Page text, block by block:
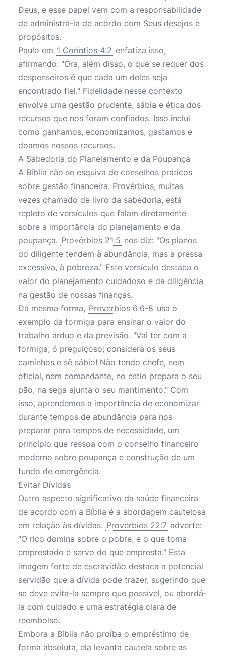
Deus, e esse papel vem com a responsabilidade
de administrá-la de acordo com Seus desejos e
propósitos.
Paulo em 1 Coríntios 4:2 enfatiza isso,
afirmando: "Ora, além disso, o que se requer dos
despenseiros é que cada um deles seja
encontrado fiel." Fidelidade nesse contexto
envolve uma gestão prudente, sábia e ética dos
recursos que nos foram confiados. Isso inclui
como ganhamos, economizamos, gastamos e
doamos nossos recursos.
A Sabedoria do Planejamento e da Poupança
A Bíblia não se esquiva de conselhos práticos
sobre gestão financeira. Provérbios, muitas
vezes chamado de livro da sabedoria, está
repleto de versículos que falam diretamente
sobre a importância do planejamento e da
poupança. Provérbios 21:5 nos diz: "Os planos
do diligente tendem à abundância, mas a pressa
excessiva, à pobreza." Este versículo destaca o
valor do planejamento cuidadoso e da diligência
na gestão de nossas finanças.
Da mesma forma, Provérbios 6:6-8 usa o
exemplo da formiga para ensinar o valor do
trabalho árduo e da previsão. "Vai ter com a
formiga, ó preguiçoso; considera os seus
caminhos e sê sábio! Não tendo chefe, nem
oficial, nem comandante, no estio prepara o seu
pão, na sega ajunta o seu mantimento." Com
isso, aprendemos a importância de economizar
durante tempos de abundância para nos
preparar para tempos de necessidade, um
princípio que ressoa com o conselho financeiro
moderno sobre poupança e construção de um
fundo de emergência.
Evitar Dívidas
Outro aspecto significativo da saúde financeira
de acordo com a Bíblia é a abordagem cautelosa
em relação às dívidas. Provérbios 22:7 adverte:
"O rico domina sobre o pobre, e o que toma
emprestado é servo do que empresta." Esta
imagem forte de escravidão destaca a potencial
servidão que a dívida pode trazer, sugerindo que
se deve evitá-la sempre que possível, ou abordá-
la com cuidado e uma estratégia clara de
reembolso.
Embora a Bíblia não proíba o empréstimo de
forma absoluta, ela levanta cautela sobre as